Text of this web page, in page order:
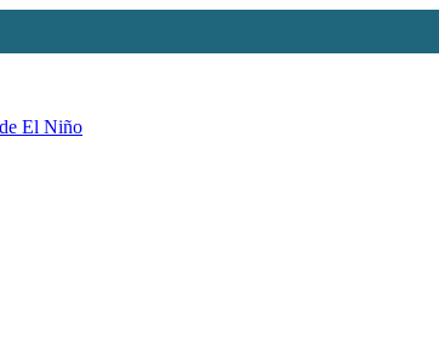
El Niño